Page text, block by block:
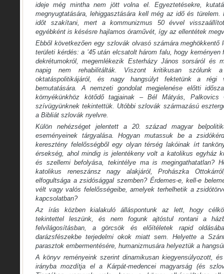
ideje még mintha nem jött volna el. Egyeztetésekre,
megnyugtatására, lehiggasztására kell még az idő és
időt szakítani, mert a kommunizmus 50 évvel
egyébként is késésre hajlamos óraművét, így az ellentétek
Ebből következően egy szlovák olvasó számára meghökkentő
területi kérdés: a ’45 után elcsatolt három falu, hogy
dekrétumokról, megemlékezik Esterházy János sorsáról és
napig nem rehabilitálták. Viszont kritikusan szólunk a
oktatáspolitikájáról, és nagy hangsúlyt fektetünk a régi
bemutatására. A nemzeti gondolat megjelenése előtti
környékünkhöz kötődő tagjainak – Bél Mátyás,
szívügyünknek tekintettük. Utóbbi szlovák származású
a Bibliát szlovák nyelvre.
Külön nehézséget jelentett a 20. század magyar
eseményeinek tárgyalása. Hogyan mutassuk be a
keresztény felelősségből egy olyan térség lakóinak írt
érsekség, ahol mindig is jelentékeny volt a katolikus egyház
és szellemi befolyása, tekintélye ma is megingathatatlan?
katolikus reneszánsz nagy alakjáról, Prohászka
elfogultsága a zsidósággal szemben? Érdemes-e, kell-e
vélt vagy valós felelősségeibe, amelyek terhelhetik a
kapcsolatban?
Az írás közben kialakuló álláspontunk az lett, hogy
tekintettel leszünk, és nem fogunk ajtóstul rontani a
felvilágosításban, a görcsök és előítéletek rapid
darázsfészekbe terjedelmi okok miatt sem. Helyette a
parasztok embermentésére, humanizmusára helyeztük a
A könyv reményeink szerint dinamikusan kiegyensúlyozott,
irányba mozdítja el a Kárpát-medencei magyarság (és